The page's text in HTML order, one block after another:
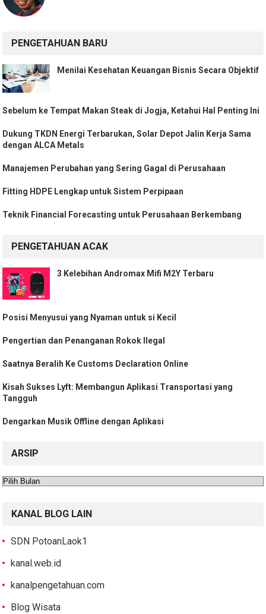
PENGETAHUAN BARU
Menilai Kesehatan Keuangan Bisnis Secara Objektif
Sebelum ke Tempat Makan Steak di Jogja, Ketahui Hal Penting Ini
Dukung TKDN Energi Terbarukan, Solar Depot Jalin Kerja Sama
dengan ALCA Metals
Manajemen Perubahan yang Sering Gagal di Perusahaan
Fitting HDPE Lengkap untuk Sistem Perpipaan
Teknik Financial Forecasting untuk Perusahaan Berkembang
PENGETAHUAN ACAK
3 Kelebihan Andromax Mifi M2Y Terbaru
Posisi Menyusui yang Nyaman untuk si Kecil
Pengertian dan Penanganan Rokok Ilegal
Saatnya Beralih Ke Customs Declaration Online
Kisah Sukses Lyft: Membangun Aplikasi Transportasi yang
Tangguh
Dengarkan Musik Offline dengan Aplikasi
ARSIP
Arsip
KANAL BLOG LAIN
SDN PotoanLaok1
kanal.web.id
kanalpengetahuan.com
Blog Wisata